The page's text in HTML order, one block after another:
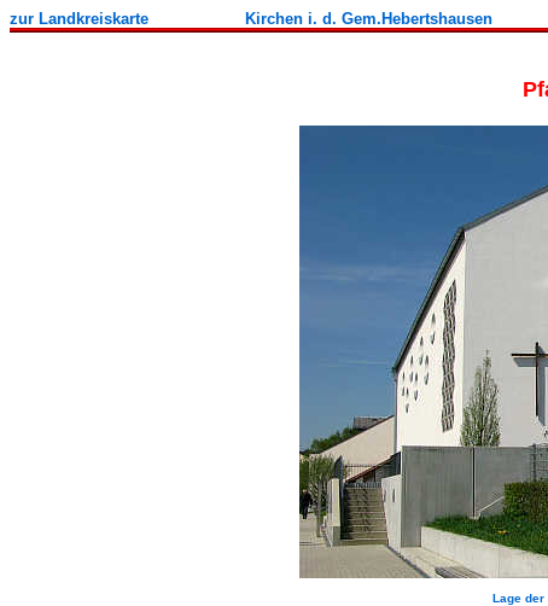
zur Landkreiskarte Kirchen i. d. Gem.Hebertshausen
Lage der